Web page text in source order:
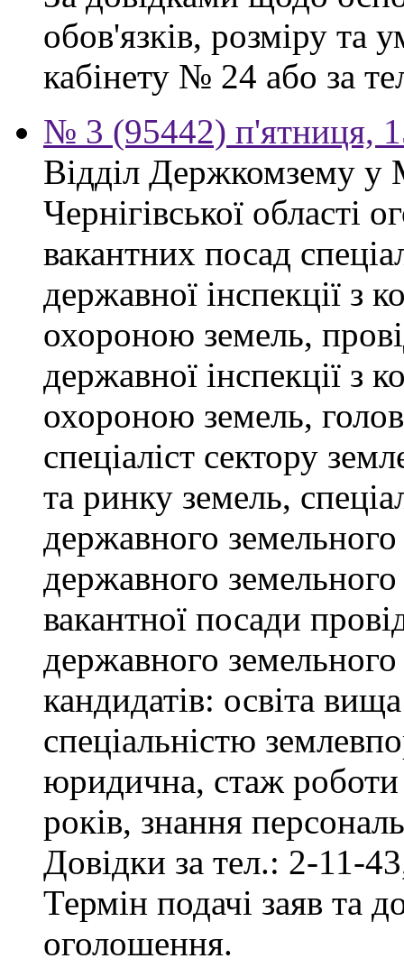
обов'язків, розміру та
кабінету № 24 або за
№ 3 (95442) п'ятниця,
Відділ Держкомзему у
Чернігівської області
вакантних посад
державної інспекції з
охороною земель,
державної інспекції з
охороною земель,
спеціаліст сектору
та ринку земель,
державного земельного
державного
вакантної посади
державного
кандидатів: освіта
спеціальністю
юридична, стаж роботи
років, знання
Довідки за тел.: 2-11-
Термін подачі заяв та
оголошення.